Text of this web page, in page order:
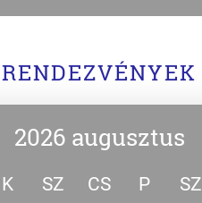
RENDEZVÉNYEK
2026 augusztus
K SZ CS P SZ